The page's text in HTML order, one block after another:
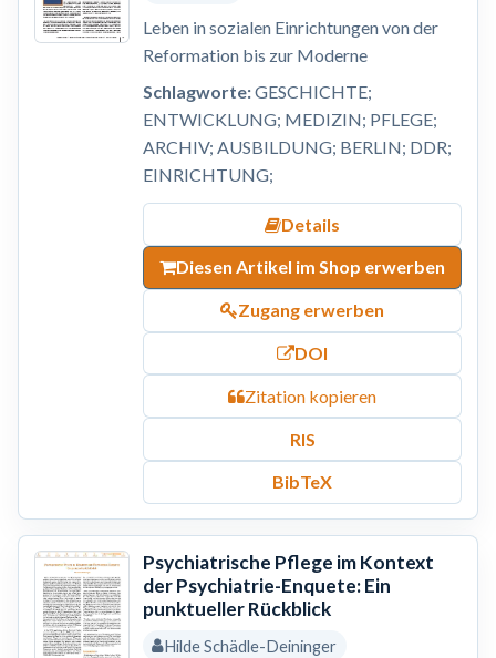
Leben in sozialen Einrichtungen von der
Reformation bis zur Moderne
Schlagworte:GESCHICHTE;
ENTWICKLUNG; MEDIZIN; PFLEGE;
ARCHIV; AUSBILDUNG; BERLIN; DDR;
EINRICHTUNG;
Details
Diesen Artikel im Shop erwerben
Zugang erwerben
DOI
Zitation kopieren
RIS
BibTeX
Psychiatrische Pflege im Kontext
der Psychiatrie-Enquete: Ein
punktueller Rückblick
Hilde Schädle-Deininger